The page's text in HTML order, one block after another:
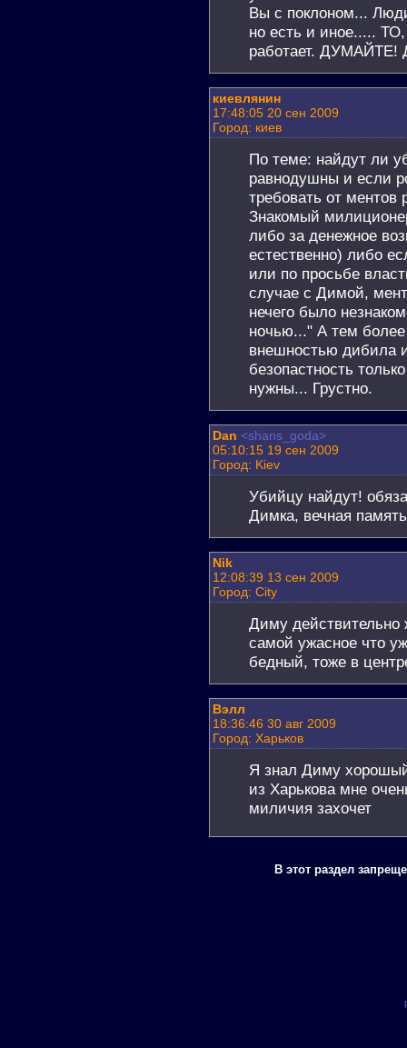
Вы с поклоном...
но есть и иное.....
работает.
киевлянин
17:48:05 20 сен 2009
Город: киев
По теме: найдут ли
равнодушны и если
требовать от ментов
Знакомый
либо за денежное
естественно) либо
или по просьбе
случае с Димой,
нечего было
ночью..." А тем более
внешностью дибила
безопастность
нужны... Грустно.
Dan <shans_goda>
05:10:15 19 сен 2009
Город: Kiev
Убийцу найдут!
Димка, вечная
Nik
12:08:39 13 сен 2009
Город: City
Диму действительно
самой ужасное что
бедный, тоже в
Вэлл
18:36:46 30 авг 2009
Город: Харьков
Я знал Диму
из Харькова мне
миличия захочет
В этот раздел